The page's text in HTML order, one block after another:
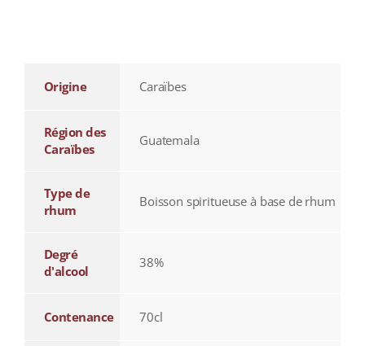
Origine Caraïbes
Région des
Caraïbes
Guatemala
Type de
rhum
Boisson spiritueuse à base de rhum
Degré
d'alcool
38%
Contenance 70cl